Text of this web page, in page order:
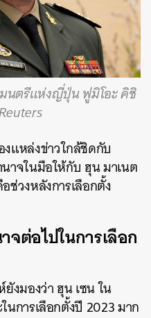
นตรีแห่งญี่ปุ่น ฟูมิโอะ คิชิ
งแหล่งข่าวใกล้ชิดกับ
าจในมือให้กับ ฮุน มาเนต
ช่วงหลังการเลือกตั้ง
จต่อไปในการเลือก
ยังมองว่า ฮุน เซน ใน
นการเลือกตั้งปี 2023 มาก